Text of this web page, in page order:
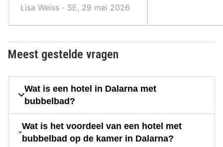
Lisa Weiss ‐ SE, 29 mei 2026
Meest gestelde vragen
Wat is een hotel in Dalarna met
bubbelbad?
Wat is het voordeel van een hotel met
bubbelbad op de kamer in Dalarna?